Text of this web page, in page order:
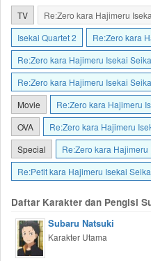
TV Re:Zero kara Hajimeru
Isekai Quartet 2
Re:Zero kara
Re:Zero kara Hajimeru Isekai
Re:Zero kara Hajimeru Isekai
Movie
Re:Zero kara Hajimeru
OVA
Re:Zero kara Hajimeru
Special
Re:Zero kara Hajimeru
Re:Petit kara Hajimeru Isekai
Daftar Karakter dan Pengisi
Subaru Natsuki
Karakter Utama